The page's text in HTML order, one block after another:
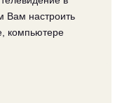
настроить
компьютере